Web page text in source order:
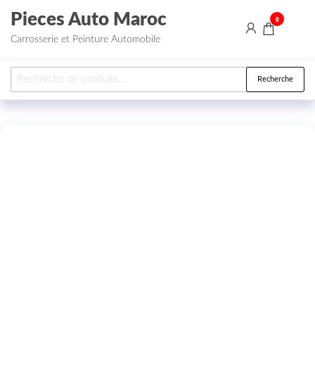
Aller au contenu
Pieces Auto Maroc
Carrosserie et Peinture Automobile
0
Recherche pour : Recherche